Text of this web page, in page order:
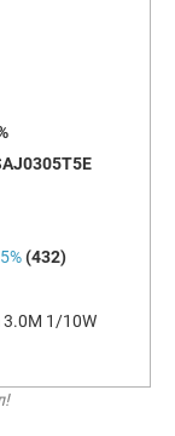
(432)
3.0M 1/10W